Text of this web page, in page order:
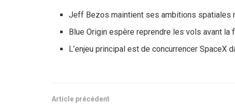
Jeff Bezos maintient ses ambitions spatiales
Blue Origin espère reprendre les vols avant la
L’enjeu principal est de concurrencer SpaceX
Article précédent